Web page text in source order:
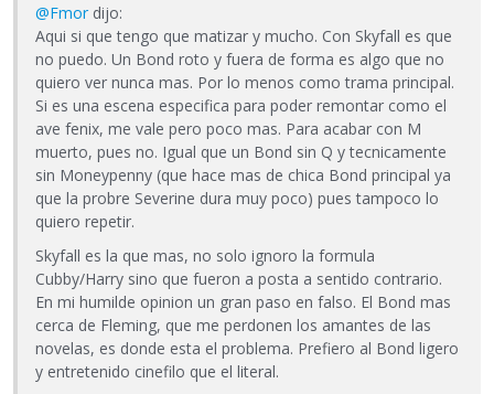
@Fmor dijo:
Aqui si que tengo que matizar y mucho. Con Skyfall es que
no puedo. Un Bond roto y fuera de forma es algo que no
quiero ver nunca mas. Por lo menos como trama principal.
Si es una escena especifica para poder remontar como el
ave fenix, me vale pero poco mas. Para acabar con M
muerto, pues no. Igual que un Bond sin Q y tecnicamente
sin Moneypenny (que hace mas de chica Bond principal ya
que la probre Severine dura muy poco) pues tampoco lo
quiero repetir.
Skyfall es la que mas, no solo ignoro la formula
Cubby/Harry sino que fueron a posta a sentido contrario.
En mi humilde opinion un gran paso en falso. El Bond mas
cerca de Fleming, que me perdonen los amantes de las
novelas, es donde esta el problema. Prefiero al Bond ligero
y entretenido cinefilo que el literal.